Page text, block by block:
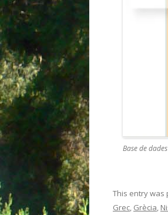
Base de
This entry was
Grec, Grècia,